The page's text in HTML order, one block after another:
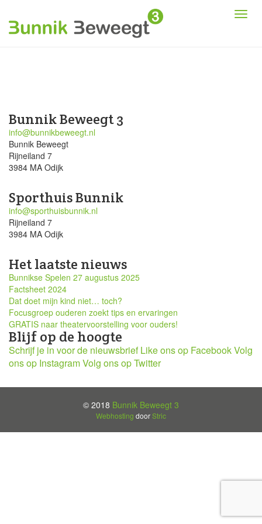
Bunnik Beweegt 3
info@bunnikbeweegt.nl
Bunnik Beweegt
Rijneiland 7
3984 MA Odijk
Sporthuis Bunnik
info@sporthuisbunnik.nl
Rijneiland 7
3984 MA Odijk
Het laatste nieuws
Bunnikse Spelen 27 augustus 2025
Factsheet 2024
Dat doet mijn kind niet… toch?
Focusgroep ouderen zoekt tips en ervaringen
GRATIS naar theatervoorstelling voor ouders!
Blijf op de hoogte
Schrijf je in voor de nieuwsbrief Like ons op FacebookVolg
ons op InstagramVolg ons op Twitter
© 2018 Bunnik Beweegt 3
Webhosting doorStric